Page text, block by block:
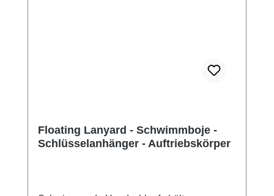
Floating Lanyard - Schwimmboje -
Schlüsselanhänger - Auftriebskörper